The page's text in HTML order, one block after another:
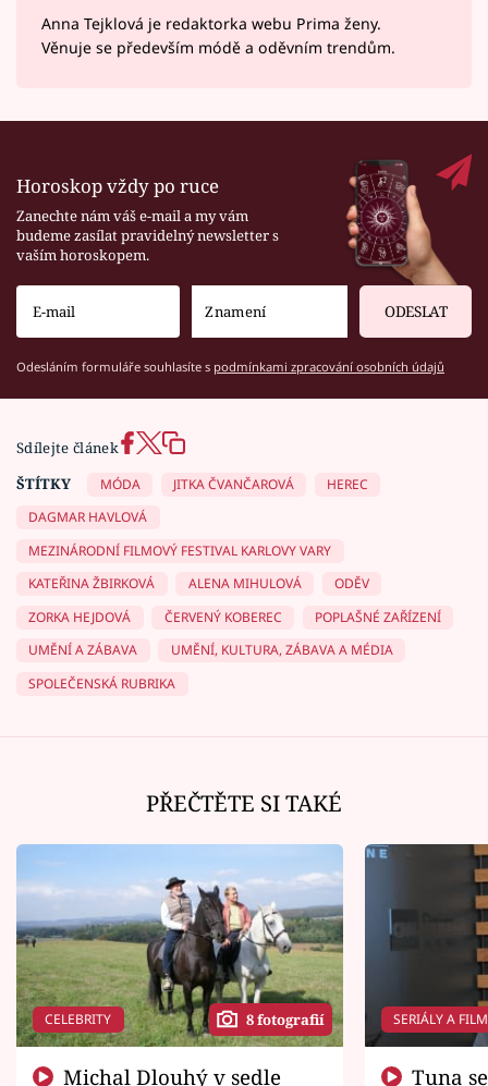
Anna Tejklová je redaktorka webu Prima ženy.
Věnuje se především módě a oděvním trendům.
Horoskop vždy po ruce
Zanechte nám váš e-mail a my vám
budeme zasílat pravidelný newsletter s
vaším horoskopem.
ODESLAT
Odesláním formuláře souhlasíte s podmínkami zpracování osobních údajů
Sdílejte článek
ŠTÍTKY
MÓDA JITKA ČVANČAROVÁ
HEREC
DAGMAR HAVLOVÁ
MEZINÁRODNÍ FILMOVÝ FESTIVAL KARLOVY VARY
KATEŘINA ŽBIRKOVÁ
ALENA MIHULOVÁ
ODĚV
ZORKA HEJDOVÁ
ČERVENÝ KOBEREC
POPLAŠNÉ ZAŘÍZENÍ
UMĚNÍ A ZÁBAVA
UMĚNÍ, KULTURA, ZÁBAVA A MÉDIA
SPOLEČENSKÁ RUBRIKA
PŘEČTĚTE SI TAKÉ
CELEBRITY 8 fotografií SERIÁLY A